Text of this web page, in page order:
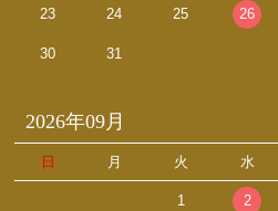
23 24 25 26
30 31
2026年09月
日 月 火 水
1 2